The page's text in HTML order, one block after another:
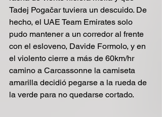
Tadej Pogačar tuviera un descuido. De
hecho, el UAE Team Emirates solo
pudo mantener a un corredor al frente
con el esloveno, Davide Formolo, y en
el violento cierre a más de 60km/hr
camino a Carcassonne la camiseta
amarilla decidió pegarse a la rueda de
la verde para no quedarse cortado.